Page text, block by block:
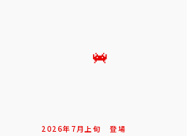
2026年 7 月 上旬 登場